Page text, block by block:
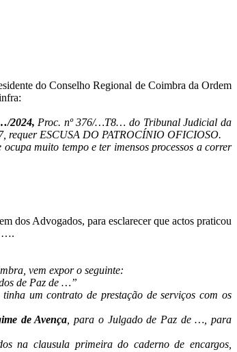
do Conselho Regional de Coimbra da Ordem
2024, Proc. nº 376/…T8… do Tribunal Judicial da
requer ESCUSA DO PATROCÍNIO OFICIOSO.
muito tempo e ter imensos processos a correr
dos Advogados, para esclarecer que actos praticou
….
vem expor o seguinte:
de Paz de …”
um contrato de prestação de serviços com os
de Avença , para o Julgado de Paz de …, para
na clausula primeira do caderno de encargos,